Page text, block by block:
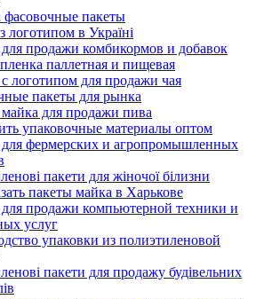
фасовочные пакеты
логотипом в Україні
продажи комбикормов и добавок
паллетная и пищевая
логотипом для продажи чая
пакеты для рынка
для продажи пива
упаковочные материалы оптом
фермерских и агропромышленных
пакети для жіночої білизни
пакеты майка в Харькове
продажи компьютерной техники и
услуг
упаковки из полиэтиленовой
пакети для продажу будівельних